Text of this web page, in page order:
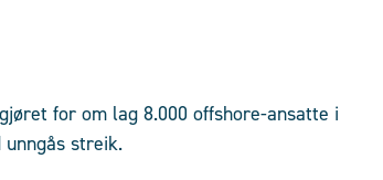
for om lag 8.000 offshore-ansatte i
unngås streik.